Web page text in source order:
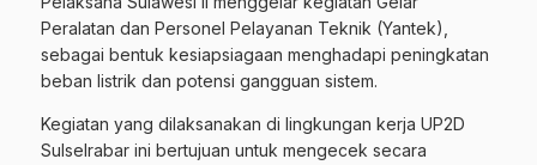
Peralatan dan Personel Pelayanan Teknik (Yantek),
sebagai bentuk kesiapsiagaan menghadapi peningkatan
beban listrik dan potensi gangguan sistem.
Kegiatan yang dilaksanakan di lingkungan kerja UP2D
Sulselrabar ini bertujuan untuk mengecek secara